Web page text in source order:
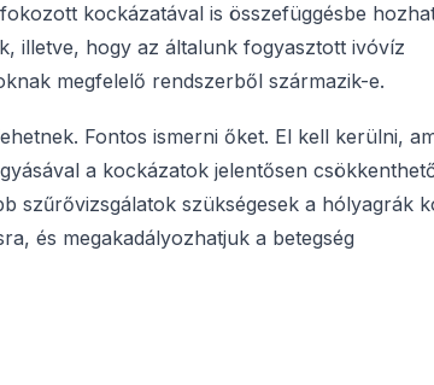
kockázatával is összefüggésbe
illetve, hogy az általunk fogyasztott ivóvíz
megfelelő rendszerből származik-e.
Fontos ismerni őket. El kell kerülni,
a kockázatok jelentősen
szűrővizsgálatok szükségesek a hólyagrák
és megakadályozhatjuk a betegség